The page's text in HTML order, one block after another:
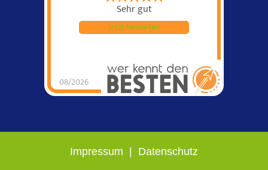
Sehr gut
08/2026
Jetzt bewerten
Impressum | Datenschutz